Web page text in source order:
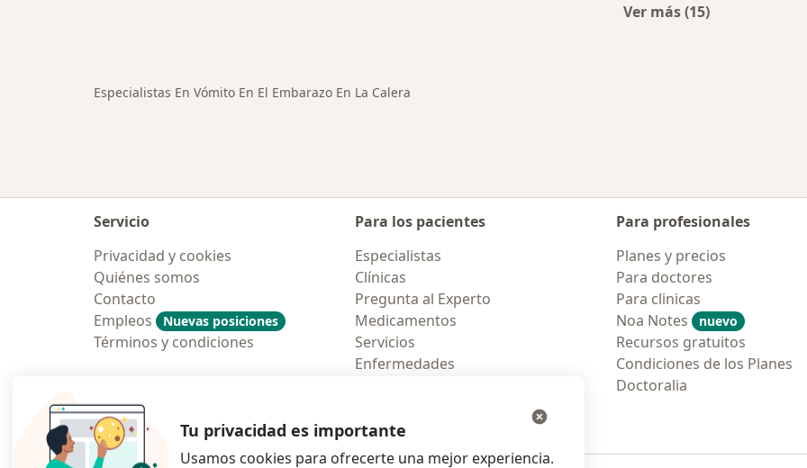
Ver más (15)
Especialistas En Vómito En El Embarazo En La Calera
Servicio
Privacidad y cookies
Quiénes somos
Contacto
Empleos
Nuevas posiciones
Términos y condiciones
Para los pacientes
Especialistas
Clínicas
Pregunta al Experto
Medicamentos
Servicios
Enfermedades
Para profesionales
Planes y precios
Para doctores
Para clinicas
Noa Notes
nuevo
Recursos gratuitos
Condiciones de los Planes
Doctoralia
Tu privacidad es importante
Usamos cookies para ofrecerte una mejor experiencia.